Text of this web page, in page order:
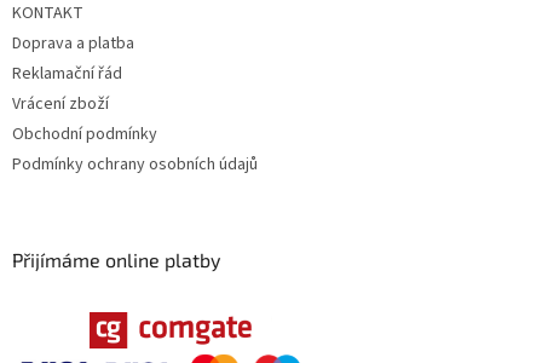
KONTAKT
Doprava a platba
Reklamační řád
Vrácení zboží
Obchodní podmínky
Podmínky ochrany osobních údajů
Přijímáme online platby